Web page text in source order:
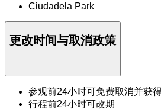
Ciudadela Park
更改时间与取消政策
参观前24小时可免费取消并获
行程前24小时可改期